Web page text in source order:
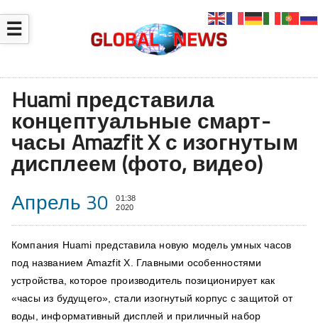
☰
Huami представила
концептуальные смарт-
часы Amazfit X с изогнутым
дисплеем (фото, видео)
Апрель 30
01:38
2020
Компания Huami представила новую модель умных часов
под названием Amazfit X. Главными особенностями
устройства, которое производитель позиционирует как
«часы из будущего», стали изогнутый корпус с защитой от
воды, информативный дисплей и приличный набор